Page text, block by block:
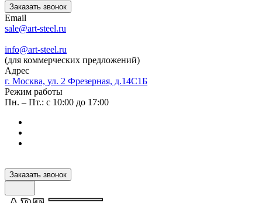
Заказать звонок
Email
sale@art-steel.ru
info@art-steel.ru
(для коммерческих предложений)
Адрес
г. Москва, ул. 2 Фрезерная, д.14С1Б
Режим работы
Пн. – Пт.: с 10:00 до 17:00
Заказать звонок